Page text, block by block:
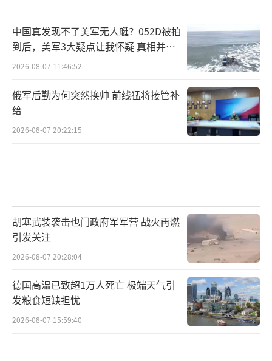
中国真发现不了美军无人艇？052D被拍
到后，美军3大疑点让我怀疑 真相并非
如此
2026-08-07 11:46:52
俄军后勤为何突然换帅 前线猛将接管补
给
2026-08-07 20:22:15
胡塞武装袭击也门政府军军营 战火再燃
引发关注
2026-08-07 20:28:04
德国高温已致超1万人死亡 极端天气引
发粮食短缺担忧
2026-08-07 15:59:40